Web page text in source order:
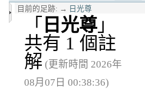
目前的足跡: → 日光尊
「 日光尊 」
共有 1 個註
解 (更新時間 2026年
08月07日 00:38:36)